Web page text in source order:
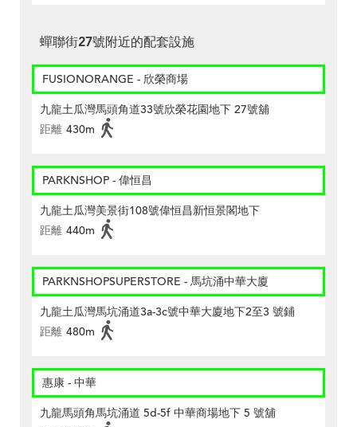
蟬聯街27號附近的配套設施
FUSIONORANGE - 欣榮商場
九龍土瓜灣馬頭角道33號欣榮花園地下 27號舖
距離 430m
PARKNSHOP - 偉恒昌
九龍土瓜灣美景街108號偉恒昌新恒景閣地下
距離 440m
PARKNSHOPSUPERSTORE - 馬坑涌中華大廈
九龍土瓜灣馬坑涌道3a-3c號中華大廈地下2至3 號鋪
距離 480m
惠康 - 中華
九龍馬頭角馬坑涌道 5d-5f 中華商場地下 5 號舖